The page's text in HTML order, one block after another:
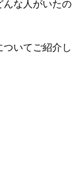
んな人がいたの
いてご紹介し